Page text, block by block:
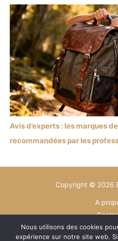
Avis d’experts : les marques
recommandées par les
Copyright © 2026
A
Plan du
Nous utilisons des cookies
expérience sur notre site web.